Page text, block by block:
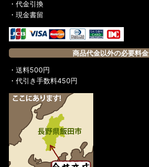
・代金引換
・現金書留
商品代金以外の必要料金
・送料500円
・代引き手数料450円